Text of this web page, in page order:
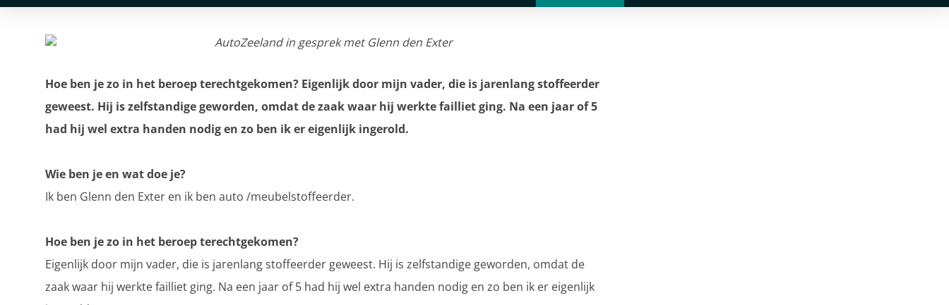
Hoe ben je zo in het beroep terechtgekomen? Eigenlijk door mijn vader, die is jarenlang stoffeerder
geweest. Hij is zelfstandige geworden, omdat de zaak waar hij werkte failliet ging. Na een jaar of 5
had hij wel extra handen nodig en zo ben ik er eigenlijk ingerold.
Wie ben je en wat doe je?
Ik ben Glenn den Exter en ik ben auto /meubelstoffeerder.
Hoe ben je zo in het beroep terechtgekomen?
Eigenlijk door mijn vader, die is jarenlang stoffeerder geweest. Hij is zelfstandige geworden, omdat de
zaak waar hij werkte failliet ging. Na een jaar of 5 had hij wel extra handen nodig en zo ben ik er eigenlijk